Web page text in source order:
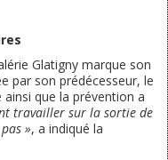
Glatigny marque son
par son prédécesseur, le
ainsi que la prévention a
travailler sur la sortie de
», a indiqué la